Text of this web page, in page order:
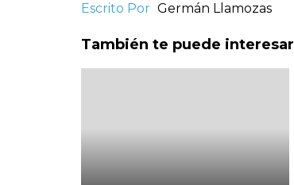
Escrito Por Germán Llamozas
También te puede interesar